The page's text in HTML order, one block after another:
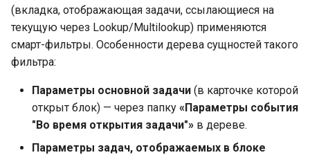
(вкладка, отображающая задачи, ссылающиеся на
текущую через Lookup/Multilookup) применяются
смарт-фильтры. Особенности дерева сущностей такого
фильтра:
Параметры основной задачи (в карточке которой
открыт блок) — через папку «Параметры события
"Во время открытия задачи"» в дереве.
Параметры задач, отображаемых в блоке